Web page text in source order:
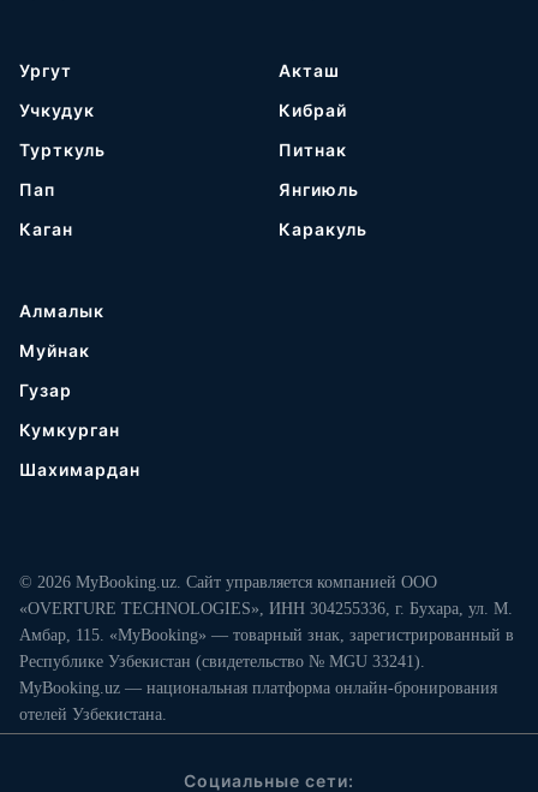
Ургут
Учкудук
Турткуль
Пап
Каган
Акташ
Кибрай
Питнак
Янгиюль
Каракуль
Алмалык
Муйнак
Гузар
Кумкурган
Шахимардан
© 2026 MyBooking.uz. Сайт управляется компанией ООО
«OVERTURE TECHNOLOGIES», ИНН 304255336, г. Бухара, ул. М.
Амбар, 115. «MyBooking» — товарный знак, зарегистрированный в
Республике Узбекистан (свидетельство № MGU 33241).
MyBooking.uz — национальная платформа онлайн-бронирования
отелей Узбекистана.
Социальные сети: